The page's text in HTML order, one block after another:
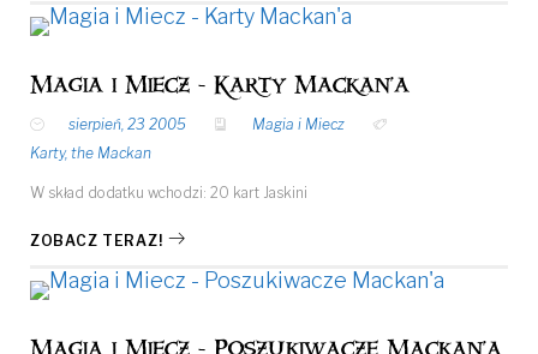
Magia i Miecz - Karty Mackan'a
sierpień, 23 2005
Magia i Miecz
Karty, the Mackan
W skład dodatku wchodzi: 20 kart Jaskini
ZOBACZ TERAZ!
Magia i Miecz - Poszukiwacze Mackan'a